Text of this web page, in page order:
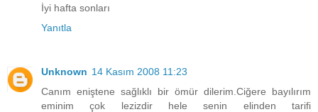
İyi hafta sonları
Yanıtla
Unknown 14 Kasım 2008 11:23
Canım eniştene sağlıklı bir ömür dilerim.Ciğere bayılırım
eminim çok lezizdir hele senin elinden tarifi